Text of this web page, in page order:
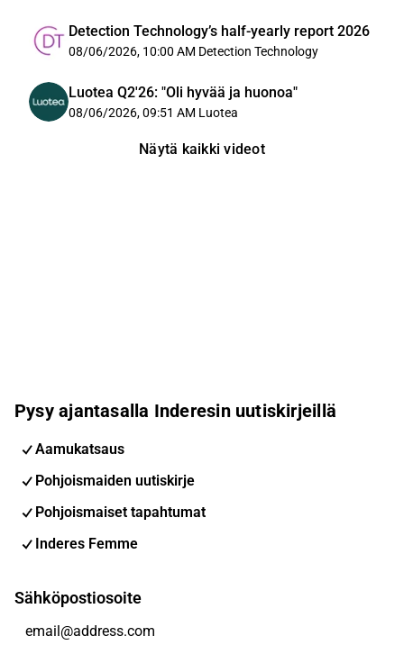
Detection Technology’s half-yearly report 2026
08/06/2026, 10:00 AM Detection Technology
Luotea Q2'26: "Oli hyvää ja huonoa"
08/06/2026, 09:51 AM Luotea
Näytä kaikki videot
Pysy ajantasalla Inderesin uutiskirjeillä
Aamukatsaus
Pohjoismaiden uutiskirje
Pohjoismaiset tapahtumat
Inderes Femme
Sähköpostiosoite